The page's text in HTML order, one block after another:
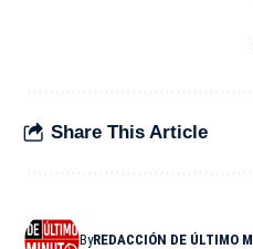
Share This Article
ByREDACCIÓN DE ÚLTIMO